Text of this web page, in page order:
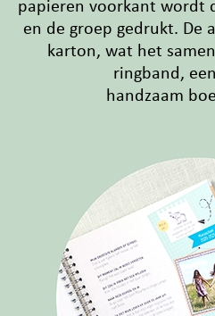
papieren voorkant wordt
en de groep gedrukt. De
karton, wat het
ringband,
handzaam